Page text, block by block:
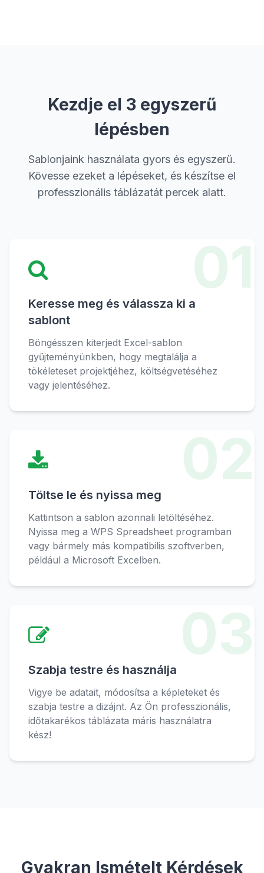
Kezdje el 3 egyszerű
lépésben
Sablonjaink használata gyors és egyszerű.
Kövesse ezeket a lépéseket, és készítse el
professzionális táblázatát percek alatt.
01
Keresse meg és válassza ki a
sablont
Böngésszen kiterjedt Excel-sablon
gyűjteményünkben, hogy megtalálja a
tökéleteset projektjéhez, költségvetéséhez
vagy jelentéséhez.
02
Töltse le és nyissa meg
Kattintson a sablon azonnali letöltéséhez.
Nyissa meg a WPS Spreadsheet programban
vagy bármely más kompatibilis szoftverben,
például a Microsoft Excelben.
03
Szabja testre és használja
Vigye be adatait, módosítsa a képleteket és
szabja testre a dizájnt. Az Ön professzionális,
időtakarékos táblázata máris használatra
kész!
Gyakran Ismételt Kérdések